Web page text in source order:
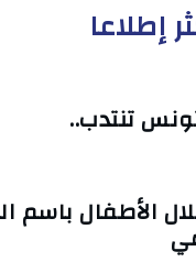
إطلاعا
تنتدب..
الأطفال باسم